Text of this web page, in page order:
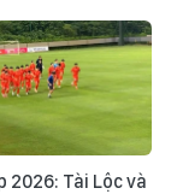
2026: Tài Lộc và